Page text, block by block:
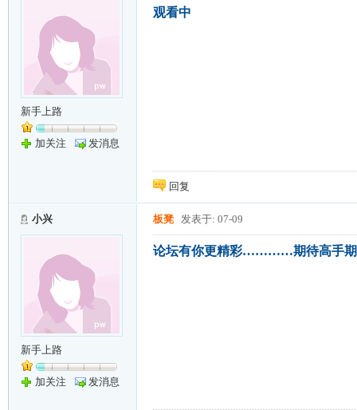
新手上路
加关注 发消息
观看中
回复
小兴
新手上路
加关注 发消息
板凳 发表于: 07-09
论坛有你更精彩…………期待高手期